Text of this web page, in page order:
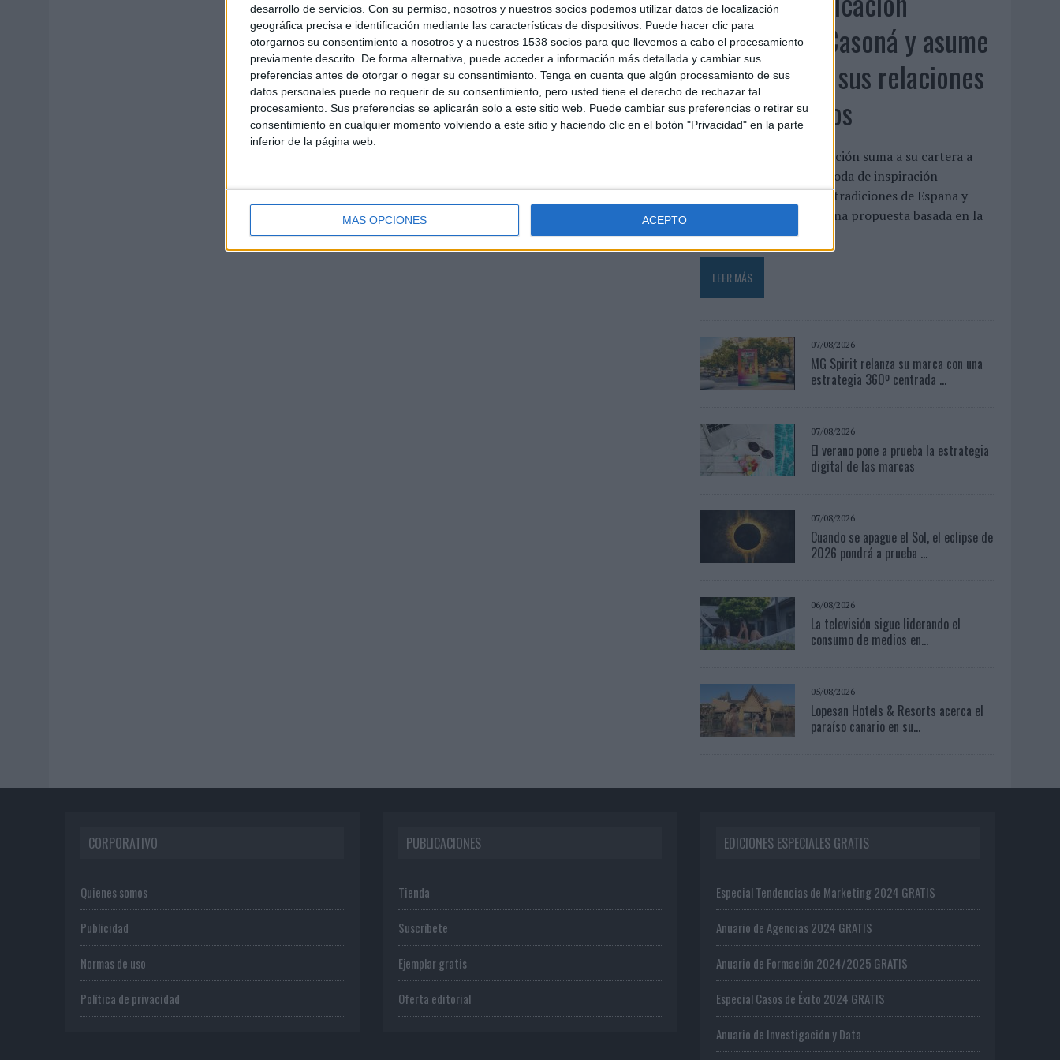
desarrollo de servicios. Con su permiso, nosotros y nuestros socios podemos utilizar datos de localización
geográfica precisa e identificación mediante las características de dispositivos. Puede hacer clic para
otorgarnos su consentimiento a nosotros y a nuestros 1538 socios para que llevemos a cabo el procesamiento
previamente descrito. De forma alternativa, puede acceder a información más detallada y cambiar sus
preferencias antes de otorgar o negar su consentimiento. Tenga en cuenta que algún procesamiento de sus
datos personales puede no requerir de su consentimiento, pero usted tiene el derecho de rechazar tal
procesamiento. Sus preferencias se aplicarán solo a este sitio web. Puede cambiar sus preferencias o retirar su
consentimiento en cualquier momento volviendo a este sitio y haciendo clic en el botón "Privacidad" en la parte
inferior de la página web.
MÁS OPCIONES ACEPTO
incorpora a Casoná y asume
la gestión de sus relaciones
con los medios
La agencia de comunicación suma a su cartera a
Casoná, una firma de moda de inspiración
resortwear que une las tradiciones de España y
Venezuela a través de una propuesta basada en la
artesanía, el...
LEER MÁS
07/08/2026
MG Spirit relanza su marca con una
estrategia 360º centrada ...
07/08/2026
El verano pone a prueba la estrategia
digital de las marcas
07/08/2026
Cuando se apague el Sol, el eclipse de
2026 pondrá a prueba ...
06/08/2026
La televisión sigue liderando el
consumo de medios en...
05/08/2026
Lopesan Hotels & Resorts acerca el
paraíso canario en su...
CORPORATIVO
Quienes somos
Publicidad
Normas de uso
Política de privacidad
PUBLICACIONES
Tienda
Suscríbete
Ejemplar gratis
Oferta editorial
EDICIONES ESPECIALES GRATIS
Especial Tendencias de Marketing 2024 GRATIS
Anuario de Agencias 2024 GRATIS
Anuario de Formación 2024/2025 GRATIS
Especial Casos de Éxito 2024 GRATIS
Anuario de Investigación y Data